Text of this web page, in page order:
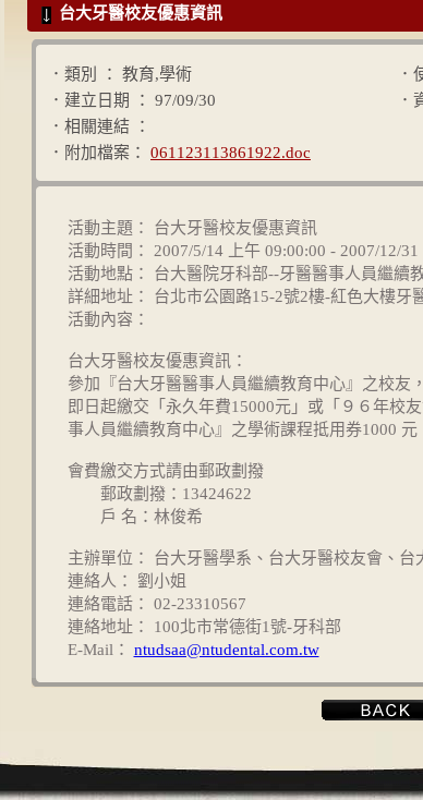
台大牙醫校友優惠資訊
．類別 ： 教育,學術
．建立日期 ： 97/09/30
．
．
．相關連結 ：
．附加檔案： 061123113861922.doc
活動主題： 台大牙醫校友優惠資訊
活動時間： 2007/5/14 上午 09:00:00 - 2007/12/
活動地點： 台大醫院牙科部--牙醫醫事人員繼續
詳細地址： 台北市公園路15-2號2樓-紅色大樓牙
活動內容：
台大牙醫校友優惠資訊：
參加『台大牙醫醫事人員繼續教育中心』之校友
即日起繳交「永久年費15000元」或「９６年校
事人員繼續教育中心』之學術課程抵用券1000 元
會費繳交方式請由郵政劃撥
郵政劃撥：13424622
戶 名：林俊希
主辦單位： 台大牙醫學系、台大牙醫校友會、台
連絡人： 劉小姐
連絡電話： 02-23310567
連絡地址： 100北市常德街1號-牙科部
E-Mail： ntudsaa@ntudental.com.tw